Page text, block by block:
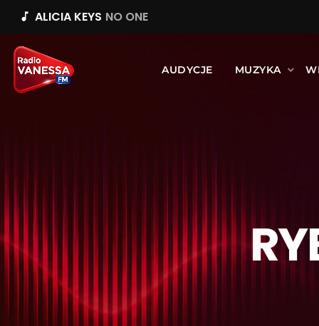
music_note ALICIA KEYS NO ONE
AUDYCJE MUZYKA